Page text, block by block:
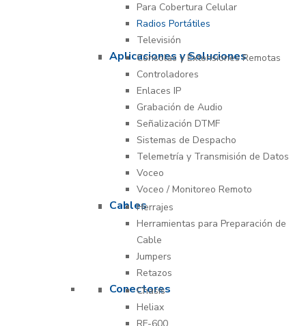
Para Cobertura Celular
Radios Portátiles
Televisión
Aplicaciones y Soluciones
Consolas y Extensiones Remotas
Controladores
Enlaces IP
Grabación de Audio
Señalización DTMF
Sistemas de Despacho
Telemetría y Transmisión de Datos
Voceo
Voceo / Monitoreo Remoto
CablesHerrajes
Herramientas para Preparación de
Cable
Jumpers
Retazos
Conectores
Chasís
Heliax